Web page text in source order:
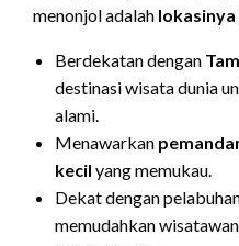
menonjol adalah
Berdekatan dengan
destinasi wisata dunia
alami.
Menawarkan
kecil yang memukau.
Dekat dengan
memudahkan